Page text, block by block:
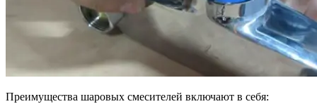
Преимущества шаровых смесителей включают в себя: